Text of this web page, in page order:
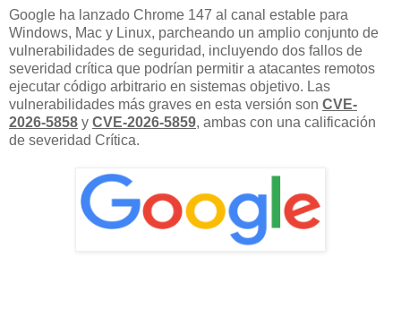
Google ha lanzado Chrome 147 al canal estable para
Windows, Mac y Linux, parcheando un amplio conjunto de
vulnerabilidades de seguridad, incluyendo dos fallos de
severidad crítica que podrían permitir a atacantes remotos
ejecutar código arbitrario en sistemas objetivo. Las
vulnerabilidades más graves en esta versión son CVE-
2026-5858 y CVE-2026-5859, ambas con una calificación
de severidad Crítica.